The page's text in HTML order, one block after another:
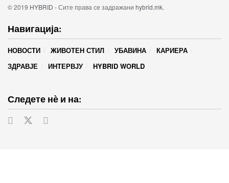
© 2019 HYBRID - Сите права се задражани hybrid.mk.
Навигација:
НОВОСТИ ЖИВОТЕН СТИЛ УБАВИНА
КАРИЕРА
ЗДРАВЈЕ
ИНТЕРВЈУ HYBRID WORLD
Следете нѐ и на: